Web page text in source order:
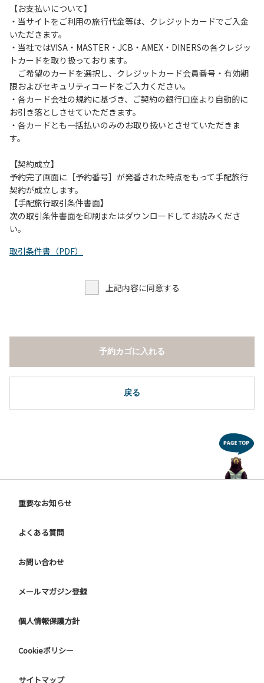
オートキャンプサイトはペット同伴でご利用が可能です。な
おペットを同伴する場合、下記事項を遵守ください。
１.施設内での、ペットのノーリードは禁止です。
２.糞尿の放置は禁止です。飼い主が責任を持って処理してく
ださい。
３.ペットの無駄吠え等の行為が、他の利用者の迷惑になると
判断した場合、ご利用をお断りする場合があります。
【お支払いについて】
・当サイトをご利用の旅行代金等は、クレジットカードでご入金
いただきます。
・当社ではVISA・MASTER・JCB・AMEX・DINERSの各クレジッ
トカードを取り扱っております。
ご希望のカードを選択し、クレジットカード会員番号・有効期
限およびセキュリティコードをご入力ください。
・各カード会社の規約に基づき、ご契約の銀行口座より自動的に
お引き落としさせていただきます。
・各カードとも一括払いのみのお取り扱いとさせていただきま
す。
【契約成立】
予約完了画面に［予約番号］が発番された時点をもって手配旅行
契約が成立します。
【手配旅行取引条件書面】
次の取引条件書面を印刷またはダウンロードしてお読みくださ
い。
取引条件書（PDF）
上記内容に同意する
戻る
予約カゴに入れる
重要なお知らせ
よくある質問
お問い合わせ
メールマガジン登録
個人情報保護方針
Cookieポリシー
サイトマップ